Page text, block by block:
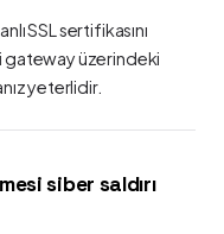
SSL sertifikasını
gateway üzerindeki
yeterlidir.
siber saldırı